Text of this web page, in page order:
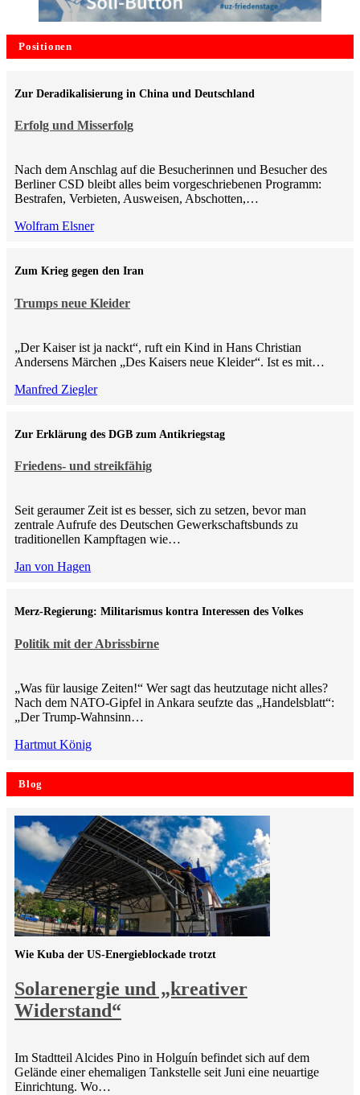
Positionen
Erfolg und Misserfolg
Zur Deradikalisierung in China und Deutschland
Nach dem Anschlag auf die Besucherinnen und Besucher des
Berliner CSD bleibt alles beim vorgeschriebenen Programm:
Bestrafen, Verbieten, Ausweisen, Abschotten,…
Wolfram Elsner
Trumps neue Kleider
Zum Krieg gegen den Iran
„Der Kaiser ist ja nackt“, ruft ein Kind in Hans Christian
Andersens Märchen „Des Kaisers neue Kleider“. Ist es mit…
Manfred Ziegler
Friedens- und streikfähig
Zur Erklärung des DGB zum Antikriegstag
Seit geraumer Zeit ist es besser, sich zu setzen, bevor man
zentrale Aufrufe des Deutschen Gewerkschaftsbunds zu
traditionellen Kampftagen wie…
Jan von Hagen
Politik mit der Abrissbirne
Merz-Regierung: Militarismus kontra Inte­ressen des Volkes
„Was für lausige Zeiten!“ Wer sagt das heutzutage nicht alles?
Nach dem NATO-Gipfel in Ankara seufzte das „Handelsblatt“:
„Der Trump-Wahnsinn…
Hartmut König
Blog
Solarenergie und „kreativer
Widerstand“
Wie Kuba der US-Energieblockade trotzt
Im Stadtteil Alcides Pino in Holguín befindet sich auf dem
Gelände einer ehemaligen Tankstelle seit Juni eine neuartige
Einrichtung. Wo…